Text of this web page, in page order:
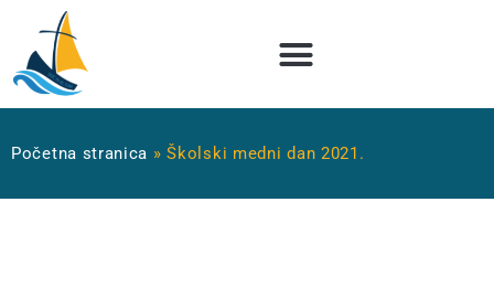
Početna stranica »Školski medni dan 2021.